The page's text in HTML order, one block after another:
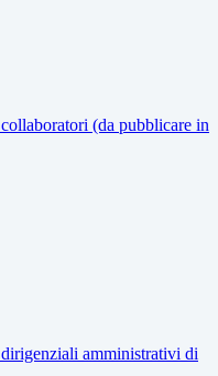
(da pubblicare in
amministrativi di